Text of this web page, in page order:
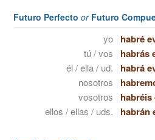
Futuro Perfecto orFuturo
yo habré
tú / vos habrás
él / ella / ud. habrá
nosotros
vosotros habréis
ellos / ellas / uds. habrán